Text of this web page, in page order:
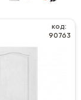
код:
90763